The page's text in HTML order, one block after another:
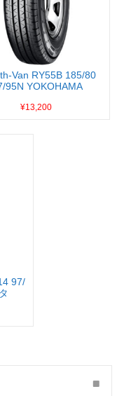
Van RY55B 185/80
95N YOKOHAMA
¥13,200
97/